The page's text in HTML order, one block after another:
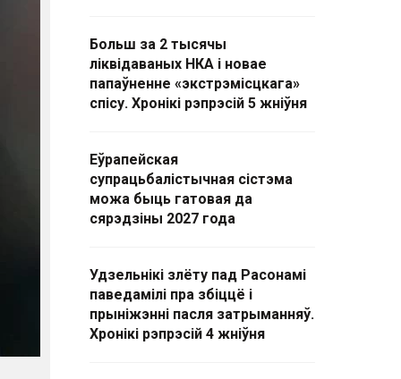
Больш за 2 тысячы
ліквідаваных НКА і новае
папаўненне «экстрэмісцкага»
спісу. Хронікі рэпрэсій 5 жніўня
Еўрапейская
супрацьбалістычная сістэма
можа быць гатовая да
сярэдзіны 2027 года
Удзельнікі злёту пад Расонамі
паведамілі пра збіццё і
прыніжэнні пасля затрыманняў.
Хронікі рэпрэсій 4 жніўня